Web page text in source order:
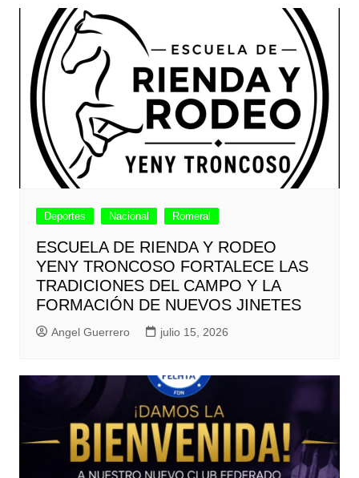
Deportes Nacional Romeral
ESCUELA DE RIENDA Y RODEO
YENY TRONCOSO FORTALECE LAS
TRADICIONES DEL CAMPO Y LA
FORMACIÓN DE NUEVOS JINETES
Angel Guerrero julio 15, 2026